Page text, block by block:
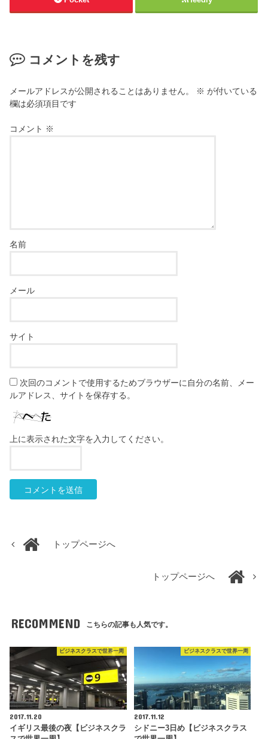
コメントを残す
メールアドレスが公開されることはありません。 ※ が付いている
欄は必須項目です
コメント ※
名前
メール
サイト
次回のコメントで使用するためブラウザーに自分の名前、メー
ルアドレス、サイトを保存する。
上に表示された文字を入力してください。
トップページへ
トップページへ
RECOMMEND こちらの記事も人気です。
ビジネスクラスで世界一周
2017.11.20
イギリス最後の夜【ビジネスクラ
ビジネスクラスで世界一周
2017.11.12
シドニー3日め【ビジネスクラス